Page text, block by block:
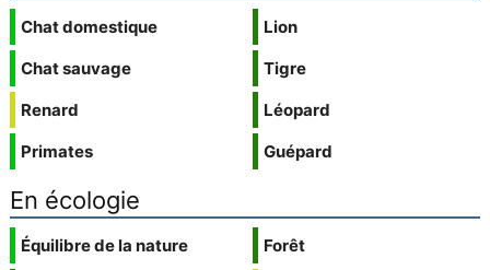
Chat domestique
Chat sauvage
Renard
Primates
Lion
Tigre
Léopard
Guépard
En écologie
Équilibre de la nature
Forêt